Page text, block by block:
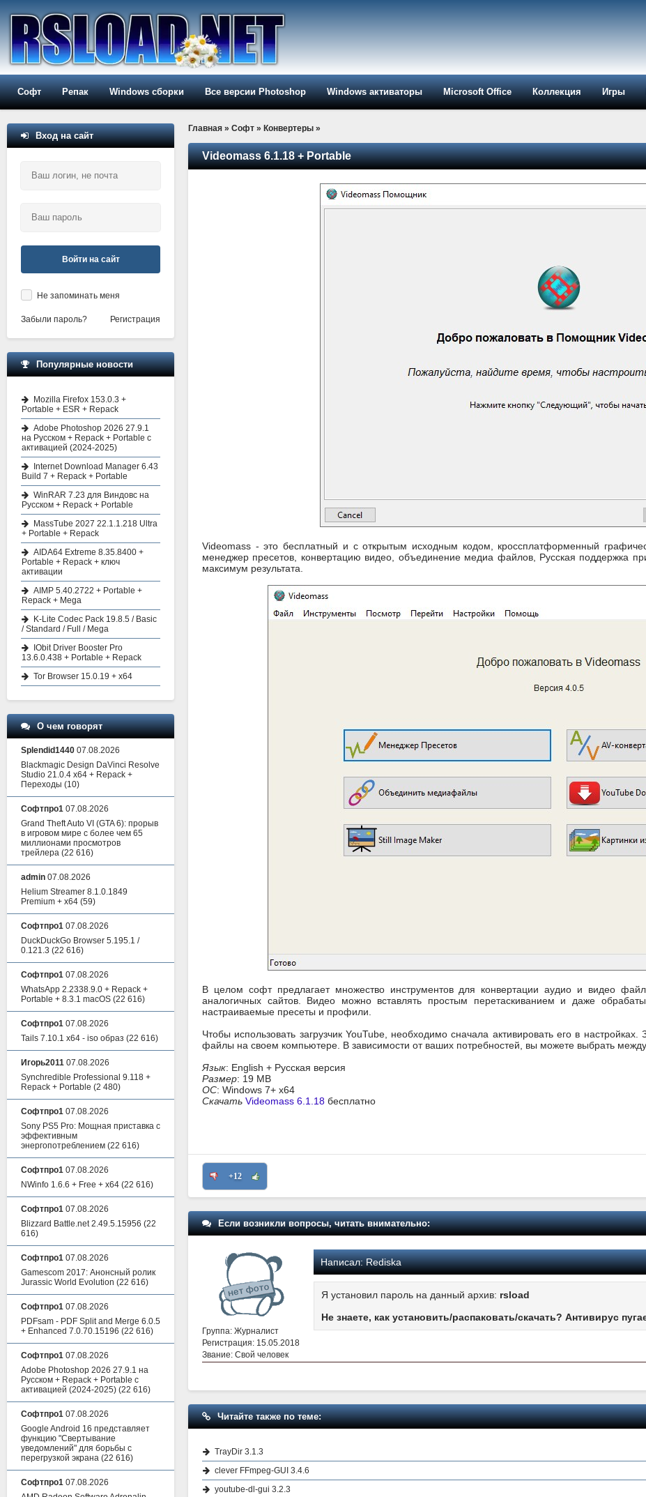
Софт Репак Windows сборки Все версии Photoshop Windows активаторы Microsoft Office Коллекция Игры
Главная » Софт » Конвертеры »
Videomass 6.1.18 + Portable
Videomass - это бесплатный и с открытым исходным кодом, кроссплатформенный
менеджер пресетов, конвертацию видео, объединение медиа файлов, Русская поддержка
максимум результата.
В целом софт предлагает множество инструментов для конвертации аудио и видео
аналогичных сайтов. Видео можно вставлять простым перетаскиванием и даже
настраиваемые пресеты и профили.
Чтобы использовать загрузчик YouTube, необходимо сначала активировать его в
файлы на своем компьютере. В зависимости от ваших потребностей, вы можете выбрать между
Язык: English + Русская версия
Размер: 19 MB
ОС: Windows 7+ x64
Скачать Videomass 6.1.18 бесплатно
+12
Если возникли вопросы, читать внимательно:
Группа: Журналист
Регистрация: 15.05.2018
Звание: Свой человек
Написал:Rediska
Я установил пароль на данный архив: rsload
Не знаете, как установить/распаковать/скачать? Антивирус
Читайте также по теме:
TrayDir 3.1.3
clever FFmpeg-GUI 3.4.6
youtube-dl-gui 3.2.3
Вход на сайт
Войти на сайт
Не запоминать меня
Забыли пароль? Регистрация
Популярные новости
Mozilla Firefox 153.0.3 +
Portable + ESR + Repack
Adobe Photoshop 2026 27.9.1
на Русском + Repack + Portable с
активацией (2024-2025)
Internet Download Manager 6.43
Build 7 + Repack + Portable
WinRAR 7.23 для Виндовс на
Русском + Repack + Portable
MassTube 2027 22.1.1.218 Ultra
+ Portable + Repack
AIDA64 Extreme 8.35.8400 +
Portable + Repack + ключ
активации
AIMP 5.40.2722 + Portable +
Repack + Mega
K-Lite Codec Pack 19.8.5 / Basic
/ Standard / Full / Mega
IObit Driver Booster Pro
13.6.0.438 + Portable + Repack
Tor Browser 15.0.19 + x64
О чем говорят
Splendid1440 07.08.2026
Blackmagic Design DaVinci Resolve
Studio 21.0.4 x64 + Repack +
Переходы (10)
Софтпро1 07.08.2026
Grand Theft Auto VI (GTA 6): прорыв
в игровом мире с более чем 65
миллионами просмотров
трейлера (22 616)
admin 07.08.2026
Helium Streamer 8.1.0.1849
Premium + x64 (59)
Софтпро1 07.08.2026
DuckDuckGo Browser 5.195.1 /
0.121.3 (22 616)
Софтпро1 07.08.2026
WhatsApp 2.2338.9.0 + Repack +
Portable + 8.3.1 macOS (22 616)
Софтпро1 07.08.2026
Tails 7.10.1 x64 - iso образ (22 616)
Игорь2011 07.08.2026
Synchredible Professional 9.118 +
Repack + Portable (2 480)
Софтпро1 07.08.2026
Sony PS5 Pro: Мощная приставка с
эффективным
энергопотреблением (22 616)
Софтпро1 07.08.2026
NWinfo 1.6.6 + Free + x64 (22 616)
Софтпро1 07.08.2026
Blizzard Battle.net 2.49.5.15956 (22
616)
Софтпро1 07.08.2026
Gamescom 2017: Анонсный ролик
Jurassic World Evolution (22 616)
Софтпро1 07.08.2026
PDFsam - PDF Split and Merge 6.0.5
+ Enhanced 7.0.70.15196 (22 616)
Софтпро1 07.08.2026
Adobe Photoshop 2026 27.9.1 на
Русском + Repack + Portable с
активацией (2024-2025) (22 616)
Софтпро1 07.08.2026
Google Android 16 представляет
функцию "Свертывание
уведомлений" для борьбы с
перегрузкой экрана (22 616)
Софтпро1 07.08.2026